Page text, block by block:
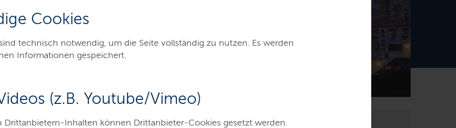
Cookies
technisch notwendig, um die Seite vollständig zu nutzen. Es werden
Informationen gespeichert.
(z.B. Youtube/Vimeo)
Drittanbietern-Inhalten können Drittanbieter-Cookies gesetzt werden.
Wirtschaft